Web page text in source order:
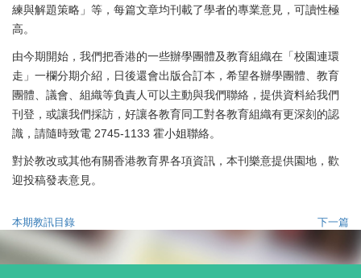
練與解題策略」等，每篇文章均刊載了學者的專業意見，可讀性極
高。
由今期開始，我們把香港的一些辦學團體及教育組織在「校園連環
走」一欄分期介紹，日後還會出版合訂本，希望各辦學團體、教育
團體、議會、組織等負責人可以主動與我們聯絡，提供資料給我們
刊登，或讓我們採訪，好讓各教育同工對各教育組織有更深刻的認
識，請隨時致電 2745-1133 霍小姐聯絡。
對於教改或其他有關香港教育界各項資訊，本刊樂意提供園地，歡
迎投稿發表意見。
本期教訊目錄 下一篇